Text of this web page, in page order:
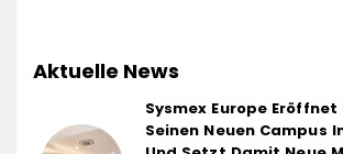
Aktuelle News
Sysmex Europe
Seinen Neuen Campus